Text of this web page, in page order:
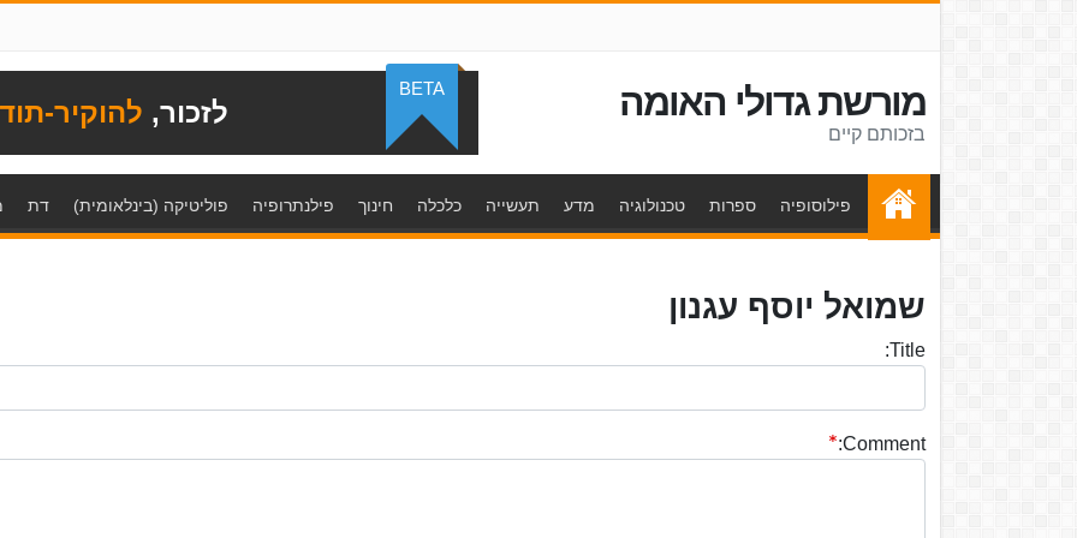
מורשת גדולי האומה
בזכותם קיים
לזכור, להוקיר-
BETA
פילוסופיה ספרות טכנולוגיה מדע תעשייה כלכלה חינוך פילנתרופיה פוליטיקה (בינלאומית) דת
שמואל יוסף עגנון
Title:
Comment: